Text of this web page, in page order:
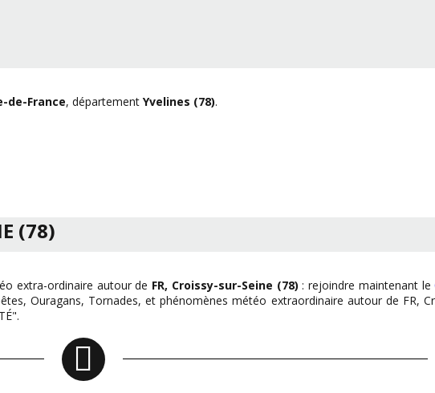
de-France, département Yvelines (78).
(78)
extra-ordinaire autour de FR, Croissy-sur-Seine (78) : rejoindre maintenant le
Ouragans, Tornades, et phénomènes météo extraordinaire autour de FR,